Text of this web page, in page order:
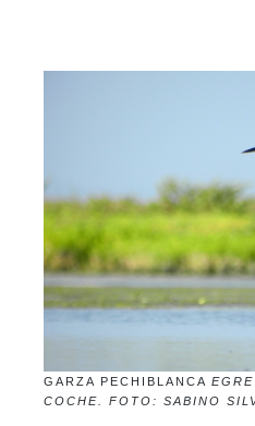
GARZA PECHIBLANCA
COCHE. FOTO: SABINO